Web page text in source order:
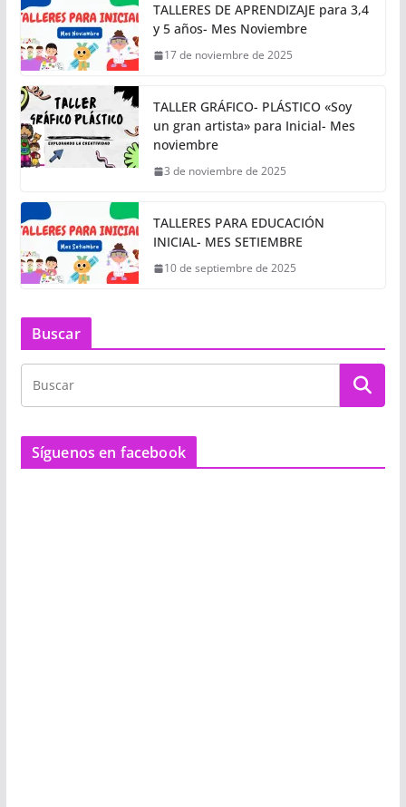
TALLERES DE APRENDIZAJE para 3,4
y 5 años- Mes Noviembre
17 de noviembre de 2025
TALLER GRÁFICO- PLÁSTICO «Soy
un gran artista» para Inicial- Mes
noviembre
3 de noviembre de 2025
TALLERES PARA EDUCACIÓN
INICIAL- MES SETIEMBRE
10 de septiembre de 2025
Buscar
Síguenos en facebook